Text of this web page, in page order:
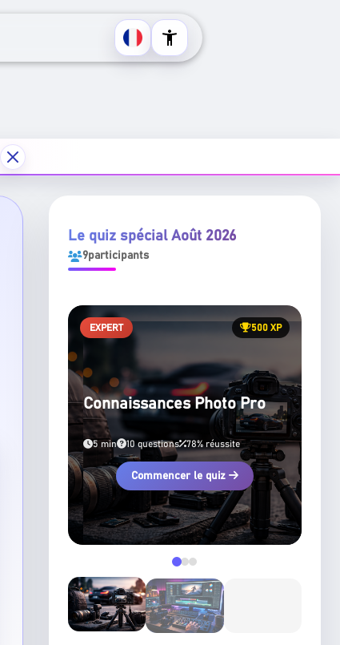
Centre d'accessibilité
Le quiz spécial Août 2026
9participants
EXPERT 500 XP
Connaissances Photo Pro
5 min 10 questions 78% réussite
Commencer le quiz